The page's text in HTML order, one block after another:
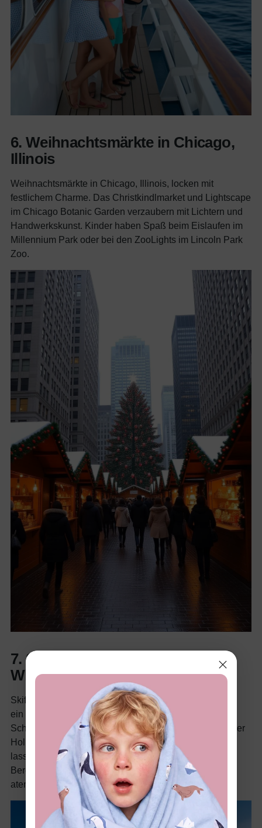
6. Weihnachtsmärkte in Chicago,
Illinois
Weihnachtsmärkte in Chicago, Illinois, locken mit
festlichem Charme. Das Christkindlmarket und Lightscape
im Chicago Botanic Garden verzaubern mit Lichtern und
Handwerkskunst. Kinder haben Spaß beim Eislaufen im
Millennium Park oder bei den ZooLights im Lincoln Park
Zoo.
7. Skifahren und Schneespaß in
Whistler, Kanada
Skifahren und Schneespaß in Whistler, Kanada, bieten
ein Paradies für Familien. Skifahren,
Schneeschuhwanderungen und Events wie das Whistler
Holiday Experience mit Bastel- und Spielangeboten
lassen keine Langeweile aufkommen. Eine gemütliche
Berghütte rundet den festlichen Aufenthalt inmitten
atemberaubender Gipfel ab.